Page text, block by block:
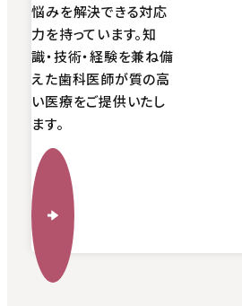
悩みを解決できる対応
力を持っています。知
識・技術・経験を兼ね備
えた歯科医師が質の高
い医療をご提供いたし
ます。